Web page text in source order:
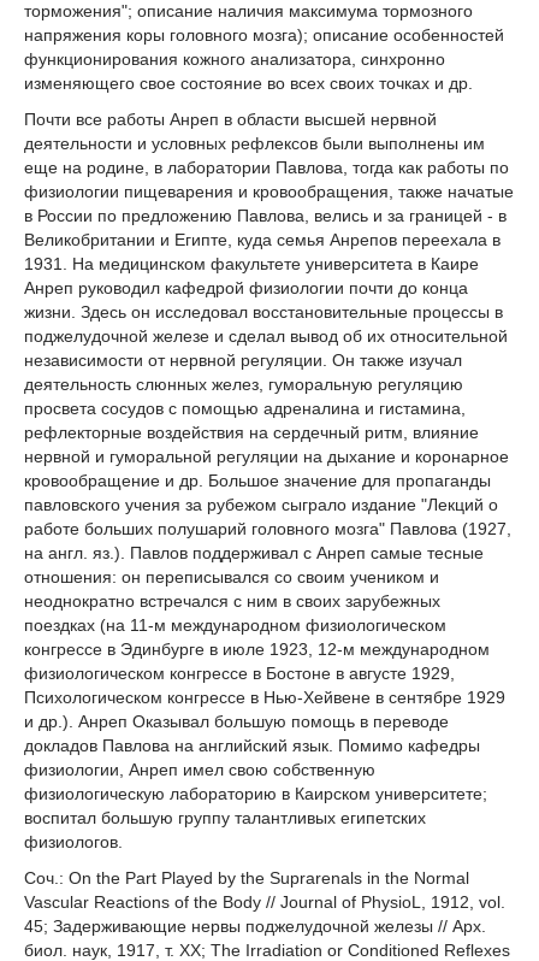
торможения"; описание наличия максимума тормозного
напряжения коры головного мозга); описание особенностей
функционирования кожного анализатора, синхронно
изменяющего свое состояние во всех своих точках и др.
Почти все работы Анреп в области высшей нервной
деятельности и условных рефлексов были выполнены им
еще на родине, в лаборатории Павлова, тогда как работы по
физиологии пищеварения и кровообращения, также начатые
в России по предложению Павлова, велись и за границей - в
Великобритании и Египте, куда семья Анрепов переехала в
1931. На медицинском факультете университета в Каире
Анреп руководил кафедрой физиологии почти до конца
жизни. Здесь он исследовал восстановительные процессы в
поджелудочной железе и сделал вывод об их относительной
независимости от нервной регуляции. Он также изучал
деятельность слюнных желез, гуморальную регуляцию
просвета сосудов с помощью адреналина и гистамина,
рефлекторные воздействия на сердечный ритм, влияние
нервной и гуморальной регуляции на дыхание и коронарное
кровообращение и др. Большое значение для пропаганды
павловского учения за рубежом сыграло издание "Лекций о
работе больших полушарий головного мозга" Павлова (1927,
на англ. яз.). Павлов поддерживал с Анреп самые тесные
отношения: он переписывался со своим учеником и
неоднократно встречался с ним в своих зарубежных
поездках (на 11-м международном физиологическом
конгрессе в Эдинбурге в июле 1923, 12-м международном
физиологическом конгрессе в Бостоне в августе 1929,
Психологическом конгрессе в Нью-Хейвене в сентябре 1929
и др.). Анреп Оказывал большую помощь в переводе
докладов Павлова на английский язык. Помимо кафедры
физиологии, Анреп имел свою собственную
физиологическую лабораторию в Каирском университете;
воспитал большую группу талантливых египетских
физиологов.
Соч.: On the Part Played by the Suprarenals in the Normal
Vascular Reactions of the Body // Journal of PhysioL, 1912, vol.
45; Задерживающие нервы поджелудочной железы // Арх.
биол. наук, 1917, т. XX; The Irradiation or Conditioned Reflexes